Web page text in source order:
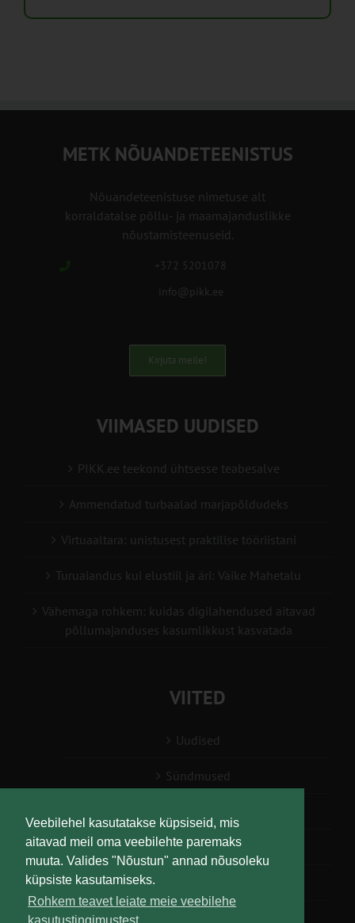
Veebilehel kasutatakse küpsiseid, mis
aitavad meil oma veebilehte paremaks
muuta. Valides "Nõustun" annad nõusoleku
küpsiste kasutamiseks.
Rohkem teavet leiate meie veebilehe
METK NÕUANDETEENISTUS
Nõuandeteenistuse nimetuse alt
korraldatalse põllu- ja maamajanduslikke
nõustamisteenuseid.
+372 5201078
info@pikk.ee
Kirjuta meile!
VIIMASED UUDISED
PIKK.ee teekond ühtsesse teabesalve
Ammendatud turbaalad marjapõldudeks
Virtuaaltara: unistusest praktilise tööriistani
Turuaiandus kui elustiil ja äri: Väike Mahetalu
Vähemaga rohkem: kuidas digilahendused aitavad
põllumajanduses kasumlikkust kasvatada
VIITED
Uudised
Sündmused
Teabesalv
Liitu uudiskirjaga